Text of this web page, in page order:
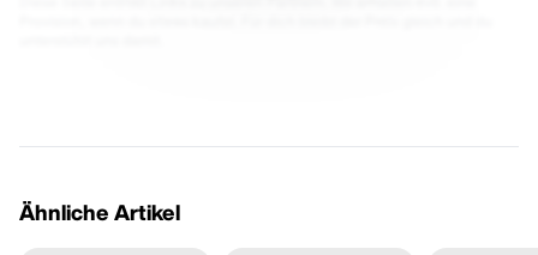
Ähnliche Artikel